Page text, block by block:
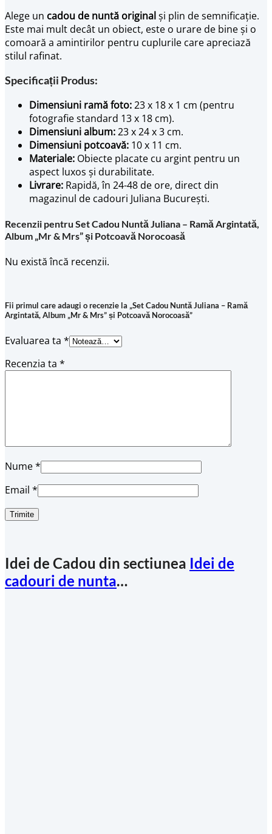
Alege un cadou de nuntă originalși plin de semnificație.
Este mai mult decât un obiect, este o urare de bine și o
comoară a amintirilor pentru cuplurile care apreciază
stilul rafinat.
Specificații Produs:
Dimensiuni ramă foto:23 x 18 x 1 cm (pentru
fotografie standard 13 x 18 cm).
Dimensiuni album:23 x 24 x 3 cm.
Dimensiuni potcoavă: 10 x 11 cm.
Materiale: Obiecte placate cu argint pentru un
aspect luxos și durabilitate.
Livrare: Rapidă, în 24-48 de ore, direct din
magazinul de cadouri Juliana București.
Recenzii pentru Set Cadou Nuntă Juliana – Ramă Argintată,
Album „Mr & Mrs” și Potcoavă Norocoasă
Nu există încă recenzii.
Fii primul care adaugi o recenzie la „Set Cadou Nuntă Juliana – Ramă
Argintată, Album „Mr & Mrs” și Potcoavă Norocoasă”
Evaluarea ta *
Recenzia ta *
Nume*
Email *
Idei de Cadou din sectiunea Idei de
cadouri de nunta…